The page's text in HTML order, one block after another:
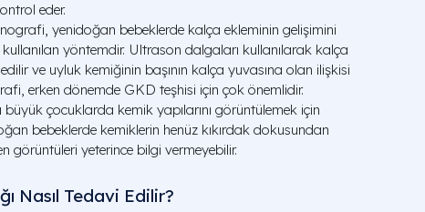
eder.
yenidoğan bebeklerde kalça ekleminin gelişimini
kullanılan yöntemdir. Ultrason dalgaları kullanılarak kalça
ve uyluk kemiğinin başının kalça yuvasına olan ilişkisi
erken dönemde GKD teşhisi için çok önemlidir.
çocuklarda kemik yapılarını görüntülemek için
bebeklerde kemiklerin henüz kıkırdak dokusundan
görüntüleri yeterince bilgi vermeyebilir.
Nasıl Tedavi Edilir?